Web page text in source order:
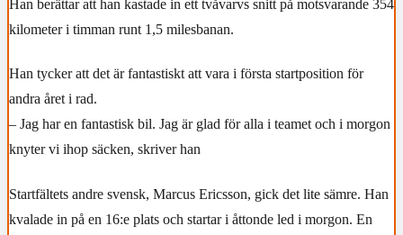
Han berättar att han kastade in ett tvåvarvs snitt på motsvarande 354
kilometer i timman runt 1,5 milesbanan.
Han tycker att det är fantastiskt att vara i första startposition för
andra året i rad.
– Jag har en fantastisk bil. Jag är glad för alla i teamet och i morgon
knyter vi ihop säcken, skriver han
Startfältets andre svensk, Marcus Ericsson, gick det lite sämre. Han
kvalade in på en 16:e plats och startar i åttonde led i morgon. En